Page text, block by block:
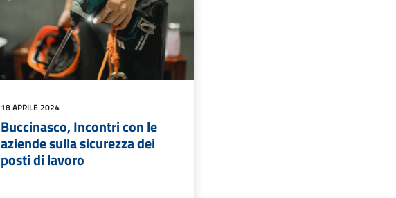
18 APRILE 2024
Buccinasco, Incontri con le
aziende sulla sicurezza dei
posti di lavoro